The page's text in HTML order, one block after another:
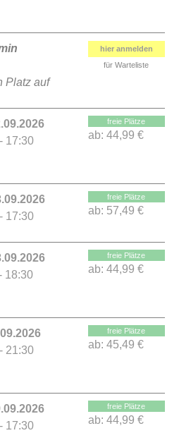
Platz auf
hier anmelden
für Warteliste
17:30
freie Plätze
ab: 44,99 €
17:30
freie Plätze
ab: 57,49 €
18:30
freie Plätze
ab: 44,99 €
21:30
freie Plätze
ab: 45,49 €
17:30
freie Plätze
ab: 44,99 €